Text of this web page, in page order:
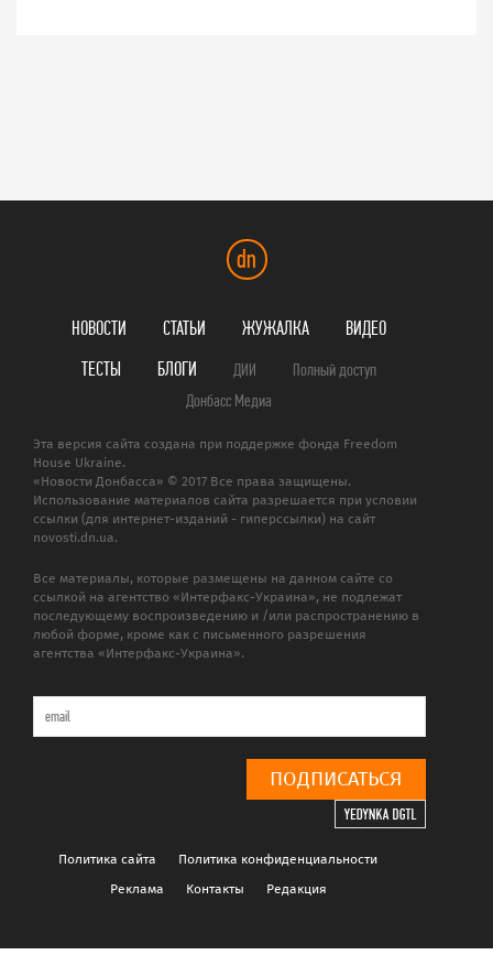
dn
НОВОСТИ СТАТЬИ ЖУЖАЛКА
ВИДЕО
ТЕСТЫ
БЛОГИ ДИИ
Полный доступ
Донбасс Медиа
Эта версия сайта создана при поддержке фонда Freedom
House Ukraine.
«Новости Донбасса» © 2017 Все права защищены.
Использование материалов сайта разрешается при условии
ссылки (для интернет-изданий - гиперссылки) на сайт
novosti.dn.ua.
Все материалы, которые размещены на данном сайте со
ссылкой на агентство «Интерфакс-Украина», не подлежат
последующему воспроизведению и /или распространению в
любой форме, кроме как с письменного разрешения
агентства «Интерфакс-Украина».
ПОДПИСАТЬСЯ
Политика сайта
Политика конфиденциальности
Реклама
Контакты Редакция